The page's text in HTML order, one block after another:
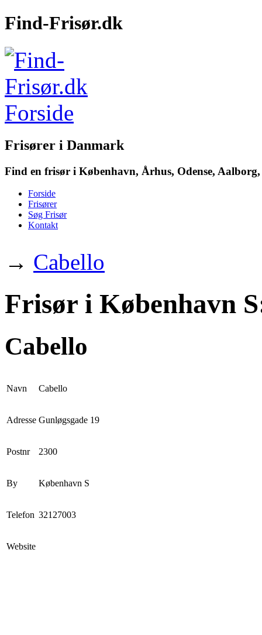
Find-Frisør.dk
Frisører i Danmark
Find en frisør i København, Århus, Odense,
Forside
Frisører
Søg Frisør
Kontakt
→ Cabello
Frisør i København
Cabello
Navn Cabello
Adresse Gunløgsgade 19
Postnr 2300
By København S
Telefon 32127003
Website